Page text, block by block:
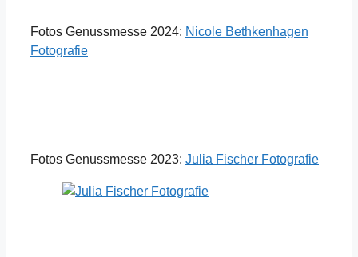
Fotos Genussmesse 2024: Nicole Bethkenhagen
Fotografie
Fotos Genussmesse 2023: Julia Fischer Fotografie